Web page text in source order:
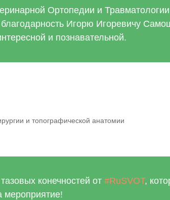
Ортопедии и Травматологии
Игорю Игоревичу
и познавательной.
и топографической анатомии
конечностей от #RuSVOT,
мероприятие!